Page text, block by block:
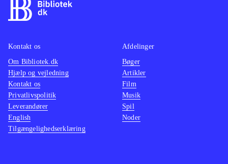
Kontakt os
Om Bibliotek.dk
Hjælp og vejledning
Kontakt os
Privatlivspolitik
Leverandører
English
Tilgængelighedserklæring
Afdelinger
Bøger
Artikler
Film
Musik
Spil
Noder